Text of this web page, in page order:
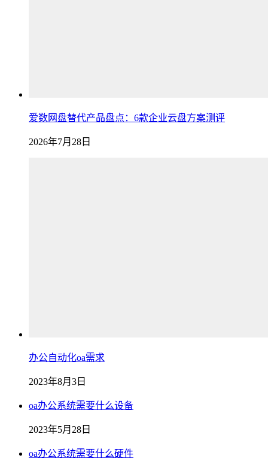
爱数网盘替代产品盘点：6款企业云盘方案测评
2026年7月28日
办公自动化oa需求
2023年8月3日
oa办公系统需要什么设备
2023年5月28日
oa办公系统需要什么硬件